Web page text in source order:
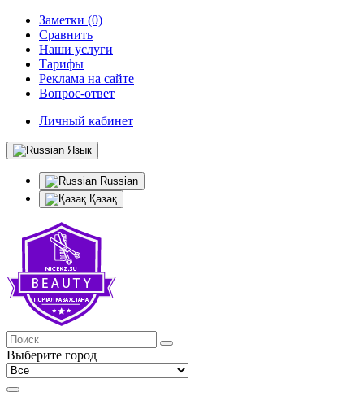
Заметки (0)
Сравнить
Наши услуги
Тарифы
Реклама на сайте
Вопрос-ответ
Личный кабинет
Язык
Russian
Қазақ
Выберите город